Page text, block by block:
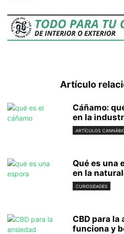
Artículo
Cáñamo:
en la
ARTÍCULOS
Qué es una
en la
CURIOSIDADES
CBD para la
funciona y